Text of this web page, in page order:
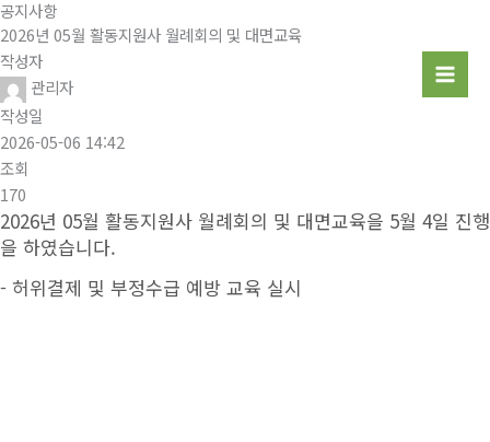
콘
텐
츠
로
건
너
뛰
기
공지사항
2026년 05월 활동지원사 월례회의 및 대면교육
작성자
관리자
작성일
2026-05-06 14:42
조회
170
2026년 05월 활동지원사 월례회의 및 대면교육을 5월 4일 진행
을 하였습니다.
- 허위결제 및 부정수급 예방 교육 실시